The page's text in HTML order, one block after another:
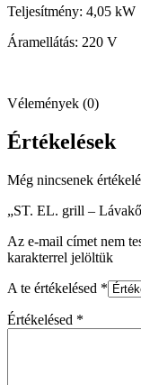
Teljesítmény: 4,05 kW
Áramellátás: 220 V
Vélemények (0)
Értékelések
Még nincsenek
„ST. EL. grill –
Az e-mail címet nem
karakterrel jelöltük
A te értékelésed *
Értékelésed *